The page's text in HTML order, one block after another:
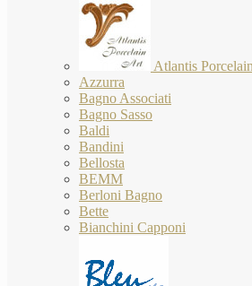
Atlantis
Azzurra
Bagno Associati
Bagno Sasso
Baldi
Bandini
Bellosta
BEMM
Berloni Bagno
Bette
Bianchini Capponi